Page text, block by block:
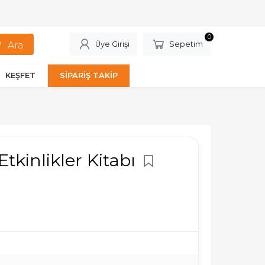
Üye Girişi Sepetim
0
KEŞFET SİPARİŞ TAKİP
Kitabı